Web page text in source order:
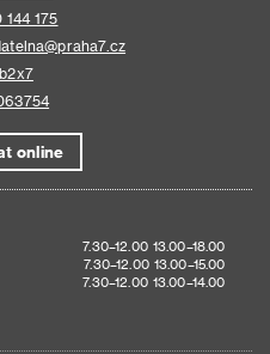
144 175
online
7.30–12.00 13.00–18.00
7.30–12.00 13.00–15.00
7.30–12.00 13.00–14.00